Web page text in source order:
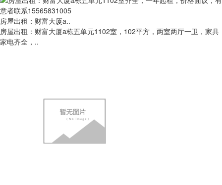
房屋出租：财富大厦a..
房屋出租：财富大厦a栋五单元1102室，102平方，两室两厅一卫，家具
家电齐全，..